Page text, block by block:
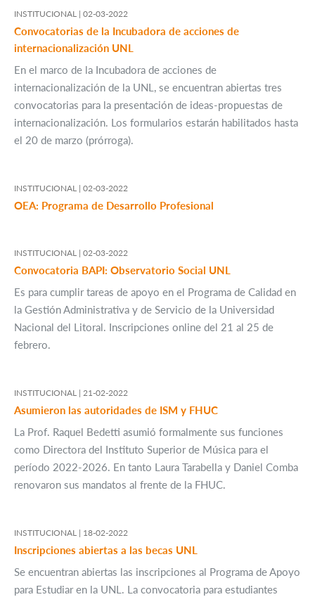
INSTITUCIONAL | 02-03-2022
Convocatorias de la Incubadora de acciones de
internacionalización UNL
En el marco de la Incubadora de acciones de
internacionalización de la UNL, se encuentran abiertas tres
convocatorias para la presentación de ideas-propuestas de
internacionalización. Los formularios estarán habilitados hasta
el 20 de marzo (prórroga).
INSTITUCIONAL | 02-03-2022
OEA: Programa de Desarrollo Profesional
INSTITUCIONAL | 02-03-2022
Convocatoria BAPI: Observatorio Social UNL
Es para cumplir tareas de apoyo en el Programa de Calidad en
la Gestión Administrativa y de Servicio de la Universidad
Nacional del Litoral. Inscripciones online del 21 al 25 de
febrero.
INSTITUCIONAL | 21-02-2022
Asumieron las autoridades de ISM y FHUC
La Prof. Raquel Bedetti asumió formalmente sus funciones
como Directora del Instituto Superior de Música para el
período 2022-2026. En tanto Laura Tarabella y Daniel Comba
renovaron sus mandatos al frente de la FHUC.
INSTITUCIONAL | 18-02-2022
Inscripciones abiertas a las becas UNL
Se encuentran abiertas las inscripciones al Programa de Apoyo
para Estudiar en la UNL. La convocatoria para estudiantes